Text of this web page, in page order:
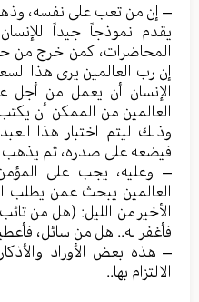
– إن من تعب على نفسه،
يقدم نموذجاً جيداً
المحاضرات، كمن خرج من
إن رب العالمين يرى هذا
الإنسان أن يعمل من أجل
العالمين من الممكن أن
وذلك ليتم اختبار هذا
فيضعه على صدره، ثم يذهب
– وعليه، يجب على
العالمين يبحث عمن يطلب
الأخير من الليل: (هل من
فأغفر له.. هل من سائل،
– هذه بعض الأوراد
الالتزام بها..